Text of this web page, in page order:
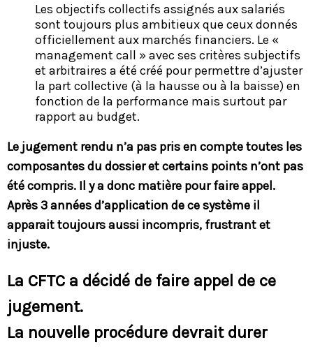
Les objectifs collectifs assignés aux salariés
sont toujours plus ambitieux que ceux donnés
officiellement aux marchés financiers. Le «
management call » avec ses critères subjectifs
et arbitraires a été créé pour permettre d’ajuster
la part collective (à la hausse ou à la baisse) en
fonction de la performance mais surtout par
rapport au budget.
Le jugement rendu n’a pas pris en compte toutes les
composantes du dossier et certains points n’ont pas
été compris. Il y a donc matière pour faire appel.
Après 3 années d’application de ce système il
apparait toujours aussi incompris, frustrant et
injuste.
​La CFTC a décidé de faire appel de ce
jugement.
La nouvelle procédure devrait durer